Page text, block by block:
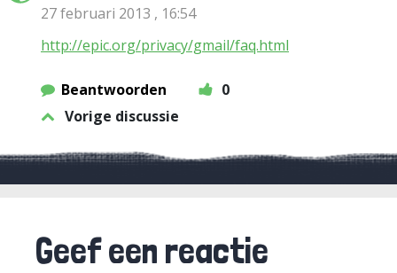
27 februari 2013 , 16:54
http://epic.org/privacy/gmail/faq.html
Beantwoorden
0
Vorige discussie
Geef een reactie